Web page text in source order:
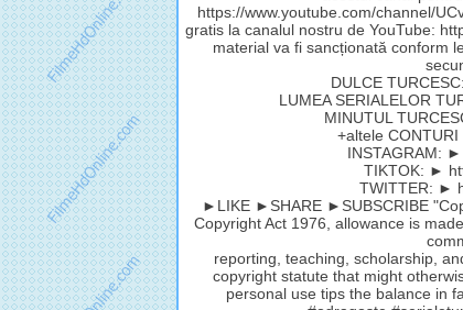
https://www.youtube.com/channel/
gratis la canalul nostru de YouTube:
material va fi sancționată conform
DULCE
LUMEA SERIALELOR
MINUTUL
+altele CONTURI
INSTAGRAM:
TIKTOK: ►
TWITTER: ►
►LIKE ►SHARE ►SUBSCRIBE
Copyright Act 1976, allowance is
reporting, teaching, scholarship,
copyright statute that might
personal use tips the balance in